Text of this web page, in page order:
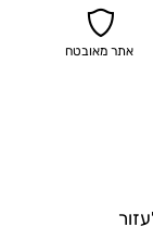
אתר מאובטח